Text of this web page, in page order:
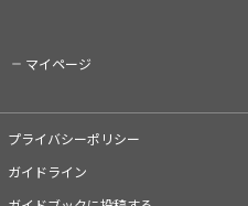
マイページ
プライバシーポリシー
ガイドライン